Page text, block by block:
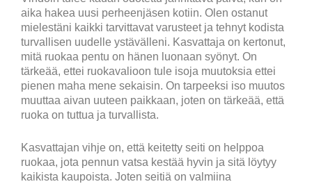
aika hakea uusi perheenjäsen kotiin. Olen ostanut
mielestäni kaikki tarvittavat varusteet ja tehnyt kodista
turvallisen uudelle ystävälleni. Kasvattaja on kertonut,
mitä ruokaa pentu on hänen luonaan syönyt. On
tärkeää, ettei ruokavalioon tule isoja muutoksia ettei
pienen maha mene sekaisin. On tarpeeksi iso muutos
muuttaa aivan uuteen paikkaan, joten on tärkeää, että
ruoka on tuttua ja turvallista.
Kasvattajan vihje on, että keitetty seiti on helppoa
ruokaa, jota pennun vatsa kestää hyvin ja sitä löytyy
kaikista kaupoista. Joten seitiä on valmiina